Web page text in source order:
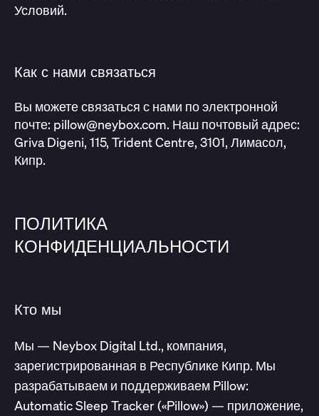
Условий.
Как с нами связаться
Вы можете связаться с нами по электронной
почте: pillow@neybox.com. Наш почтовый адрес:
Griva Digeni, 115, Trident Centre, 3101, Лимасол,
Кипр.
ПОЛИТИКА
КОНФИДЕНЦИАЛЬНОСТИ
Кто мы
Мы — Neybox Digital Ltd., компания,
зарегистрированная в Республике Кипр. Мы
разрабатываем и поддерживаем Pillow:
Automatic Sleep Tracker («Pillow») — приложение,